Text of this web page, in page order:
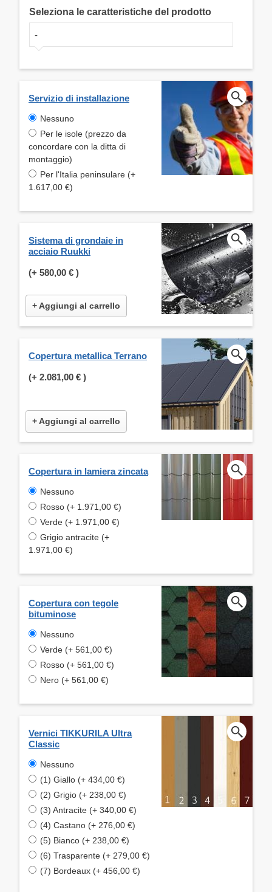
Seleziona le caratteristiche del prodotto
-
Servizio di installazione
Nessuno
Per le isole (prezzo da
concordare con la ditta di
montaggio)
Per l'Italia peninsulare (+
1.617,00 €)
Sistema di grondaie in
acciaio Ruukki
(+ 580,00 € )
+ Aggiungi al carrello
Copertura metallica Terrano
(+ 2.081,00 € )
+ Aggiungi al carrello
Copertura in lamiera zincata
Nessuno
Rosso (+ 1.971,00 €)
Verde (+ 1.971,00 €)
Grigio antracite (+
1.971,00 €)
Copertura con tegole
bituminose
Nessuno
Verde (+ 561,00 €)
Rosso (+ 561,00 €)
Nero (+ 561,00 €)
Vernici TIKKURILA Ultra
Classic
Nessuno
(1) Giallo (+ 434,00 €)
(2) Grigio (+ 238,00 €)
(3) Antracite (+ 340,00 €)
(4) Castano (+ 276,00 €)
(5) Bianco (+ 238,00 €)
(6) Trasparente (+ 279,00 €)
(7) Bordeaux (+ 456,00 €)